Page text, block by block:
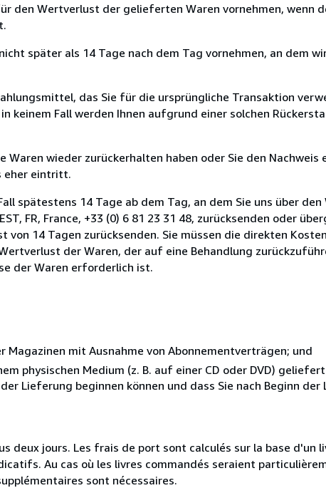
den Wertverlust der gelieferten Waren vornehmen, wenn
später als 14 Tage nach dem Tag vornehmen, an dem
das Sie für die ursprüngliche Transaktion
keinem Fall werden Ihnen aufgrund einer solchen
wieder zurückerhalten haben oder Sie den Nachweis
eher eintritt.
spätestens 14 Tage ab dem Tag, an dem Sie uns über
FR, France, +33 (0) 6 81 23 31 48, zurücksenden oder
von 14 Tagen zurücksenden. Sie müssen die direkten
der Waren, der auf eine Behandlung
der Waren erforderlich ist.
mit Ausnahme von Abonnementverträgen; und
physischen Medium (z. B. auf einer CD oder DVD)
Lieferung beginnen können und dass Sie nach Beginn
deux jours. Les frais de port sont calculés sur la base d'un
Au cas où les livres commandés seraient
sont nécessaires.